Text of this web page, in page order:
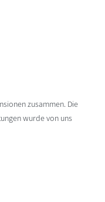
zusammen. Die
wurde von uns